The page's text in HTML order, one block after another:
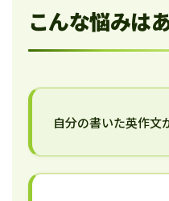
こんな悩みは
自分の書いた英作文